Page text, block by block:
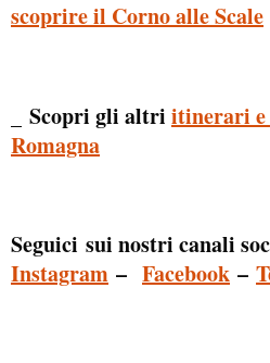
scoprire il Corno alle Scale
Scopri gli altri itinerari
Romagna
Seguici sui nostri canali
Instagram – Facebook –